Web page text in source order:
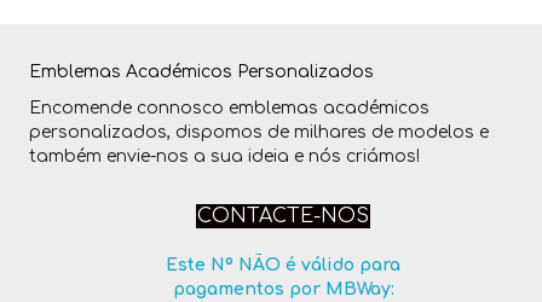
Emblemas Académicos Personalizados
Encomende connosco emblemas académicos
personalizados, dispomos de milhares de modelos e
também envie-nos a sua ideia e nós criámos!
CONTACTE-NOS
Este Nº NÃO é válido para
pagamentos por MBWay: